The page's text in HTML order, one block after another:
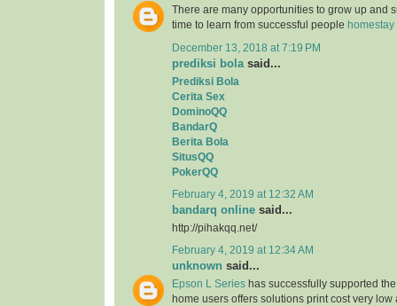
There are many opportunities to grow up and
time to learn from successful people
December 13, 2018 at 7:19 PM
prediksi bola said...
Prediksi Bola
Cerita Sex
DominoQQ
BandarQ
Berita Bola
SitusQQ
PokerQQ
February 4, 2019 at 12:32 AM
bandarq online said...
http://pihakqq.net/
February 4, 2019 at 12:34 AM
unknown said...
Epson L Series has successfully supported
home users offers solutions print cost very low